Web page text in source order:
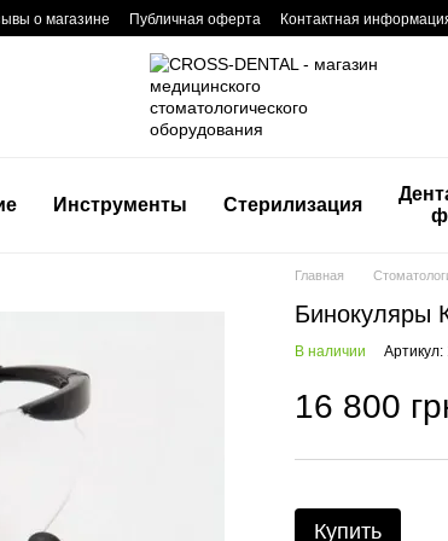
о магазине Публичная оферта Контактная
Инструменты Стерилизация
Главная
Бинокуляры
В наличии Артикул:
16 800
Купить